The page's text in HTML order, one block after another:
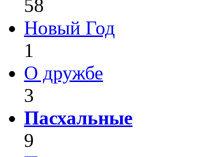
58
Новый Год
1
О дружбе
3
Пасхальные
9